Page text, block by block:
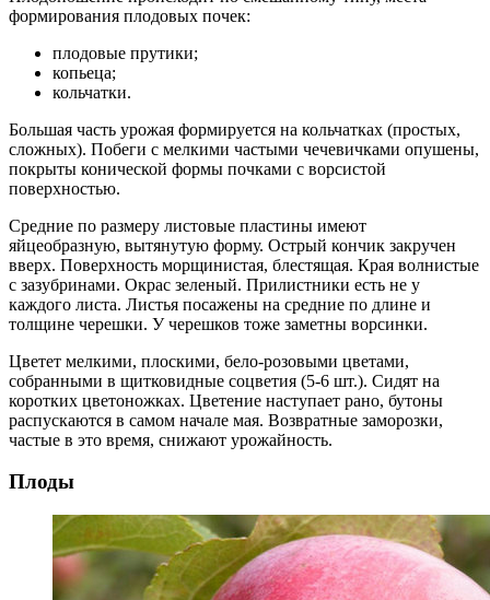
формирования плодовых почек:
плодовые прутики;
копьеца;
кольчатки.
Большая часть урожая формируется на кольчатках (простых,
сложных). Побеги с мелкими частыми чечевичками опушены,
покрыты конической формы почками с ворсистой
поверхностью.
Средние по размеру листовые пластины имеют
яйцеобразную, вытянутую форму. Острый кончик закручен
вверх. Поверхность морщинистая, блестящая. Края волнистые
с зазубринами. Окрас зеленый. Прилистники есть не у
каждого листа. Листья посажены на средние по длине и
толщине черешки. У черешков тоже заметны ворсинки.
Цветет мелкими, плоскими, бело-розовыми цветами,
собранными в щитковидные соцветия (5-6 шт.). Сидят на
коротких цветоножках. Цветение наступает рано, бутоны
распускаются в самом начале мая. Возвратные заморозки,
частые в это время, снижают урожайность.
Плоды